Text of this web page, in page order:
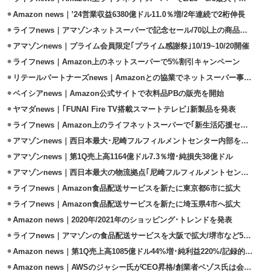
Amazon news｜’24営業収益6380億ドル11.0％増/2年連続で2桁伸長
ライフnews｜アマゾンネットスーパーで記念セール/70以上の商品を対象
アマゾンnews｜プライム会員限定｢プライム感謝祭｣10/19~10/20開催
ライフnews｜Amazon上のネットスーパーで5%割引キャンペーン
リテールパートナーズnews｜Amazonとの協業でネットスーパー事業を拡大
ベイシアnews｜Amazon公式サイトで衣料品PBの販売を開始
ヤマダnews｜｢FUNAI Fire TV搭載スマートテレビ｣新製品を発表
ライフnews｜Amazon上のライフネットスーパーで｢新生活応援セール｣開催
アマゾンnews｜西日本最大･尼崎フルフィルメントセンター内部を初公開
アマゾンnews｜第1Q売上高1164億ドル7.3％増･純損失38億ドル
アマゾンnews｜西日本最大の物流拠点｢尼崎フルフィルメントセンター｣開設
ライフnews｜Amazon食品配送サービスを新たに東京都6市に拡大
ライフnews｜Amazon食品配送サービスを新たに埼玉県4市へ拡大
Amazon news｜2020年/2021年のショッピング･トレンドを発表
ライフnews｜アマゾンの食品配送サービスを大阪で拡大/堺市など5市追加
Amazon news｜第1Q売上高1085億ドル44%増･純利益220%/記録的伸長
Amazon news｜AWSのジャシー氏がCEO昇格/創業者ベゾス氏は会長就任